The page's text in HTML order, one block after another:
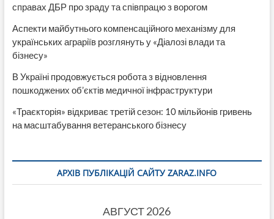
справах ДБР про зраду та співпрацю з ворогом
Аспекти майбутнього компенсаційного механізму для
українських аграріїв розглянуть у «Діалозі влади та
бізнесу»
В Україні продовжується робота з відновлення
пошкоджених об’єктів медичної інфраструктури
«Траєкторія» відкриває третій сезон: 10 мільйонів гривень
на масштабування ветеранського бізнесу
АРХІВ ПУБЛІКАЦІЙ САЙТУ ZARAZ.INFO
АВГУСТ 2026